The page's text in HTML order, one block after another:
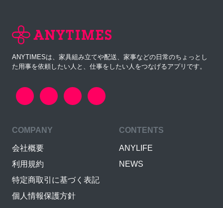
ANYTIMESは、家具組み立てや配送、家事などの日常のちょっとし
た用事を依頼したい人と、仕事をしたい人をつなげるアプリです。
COMPANY
会社概要
利用規約
特定商取引に基づく表記
個人情報保護方針
CONTENTS
ANYLIFE
NEWS